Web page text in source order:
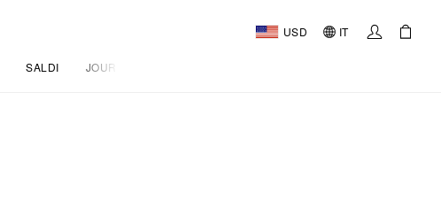
USD IT
SALDI JOURNAL